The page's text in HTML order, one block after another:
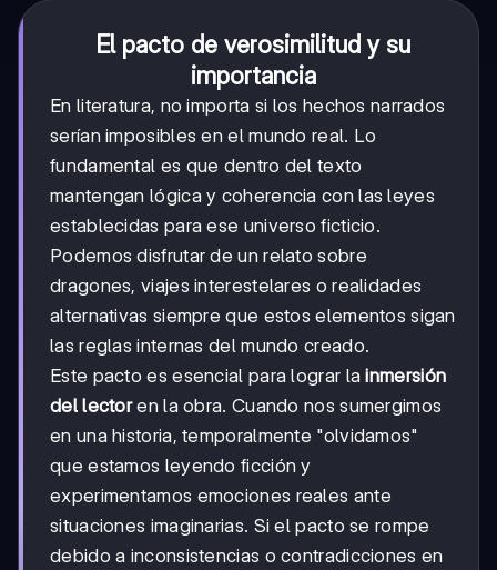
El pacto de verosimilitud y su
importancia
En literatura, no importa si los hechos narrados
serían imposibles en el mundo real. Lo
fundamental es que dentro del texto
mantengan lógica y coherencia con las leyes
establecidas para ese universo ficticio.
Podemos disfrutar de un relato sobre
dragones, viajes interestelares o realidades
alternativas siempre que estos elementos sigan
las reglas internas del mundo creado.
Este pacto es esencial para lograr lainmersión
del lectoren la obra. Cuando nos sumergimos
en una historia, temporalmente "olvidamos"
que estamos leyendo ficción y
experimentamos emociones reales ante
situaciones imaginarias. Si el pacto se rompe
debido a inconsistencias o contradicciones en